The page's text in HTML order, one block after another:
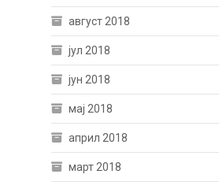
август 2018
јул 2018
јун 2018
мај 2018
април 2018
март 2018